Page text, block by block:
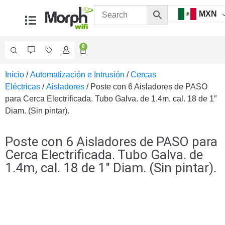
MXN
0
Videovigilancia
Accesorios
Generales
Accesorios
Fibra
Accesorios
para
Computadora
y
Inicio /Automatización e Intrusión /Cercas
Eléctricas /Aisladores / Poste con 6 Aisladores de PASO
para Cerca Electrificada. Tubo Galva. de 1.4m, cal. 18 de 1″
Diam. (Sin pintar).
Poste con 6 Aisladores de PASO para
Cerca Electrificada. Tubo Galva. de
1.4m, cal. 18 de 1″ Diam. (Sin pintar).